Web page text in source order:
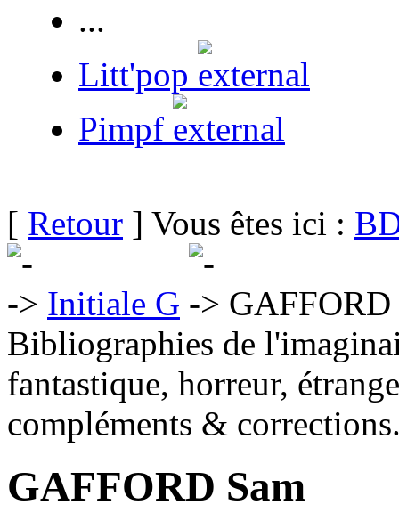
...
Litt'pop
Pimpf
[ Retour ] Vous êtes ici :
Initiale G
GAFFORD
Bibliographies de
fantastique, horreur,
compléments &
GAFFORD Sam